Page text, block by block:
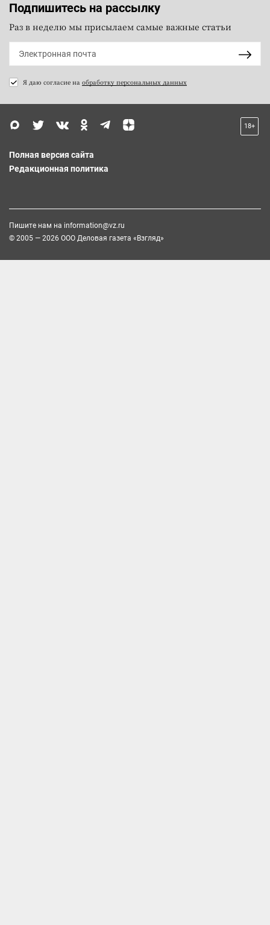
Подпишитесь на рассылку
Раз в неделю мы присылаем самые важные статьи
Я даю согласие на обработку персональных данных
18+
Полная версия сайта
Редакционная политика
Пишите нам на information@vz.ru
© 2005 — 2026 ООО Деловая газета «Взгляд»